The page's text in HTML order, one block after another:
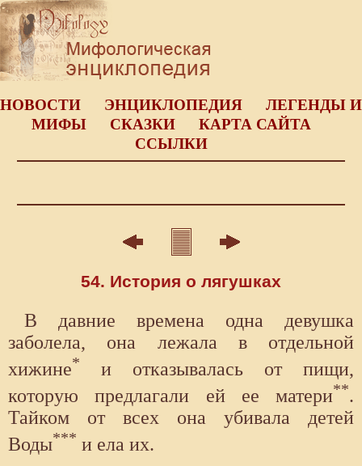
НОВОСТИ ЭНЦИКЛОПЕДИЯ
ЛЕГЕНДЫ И
МИФЫ
СКАЗКИ
КАРТА САЙТА
ССЫЛКИ
54. История о лягушках
В давние времена одна девушка
заболела, она лежала в отдельной
хижине*
и отказывалась от пищи,
которую предлагали ей ее матери**.
Тайком от всех она убивала детей
Воды*** и ела их.